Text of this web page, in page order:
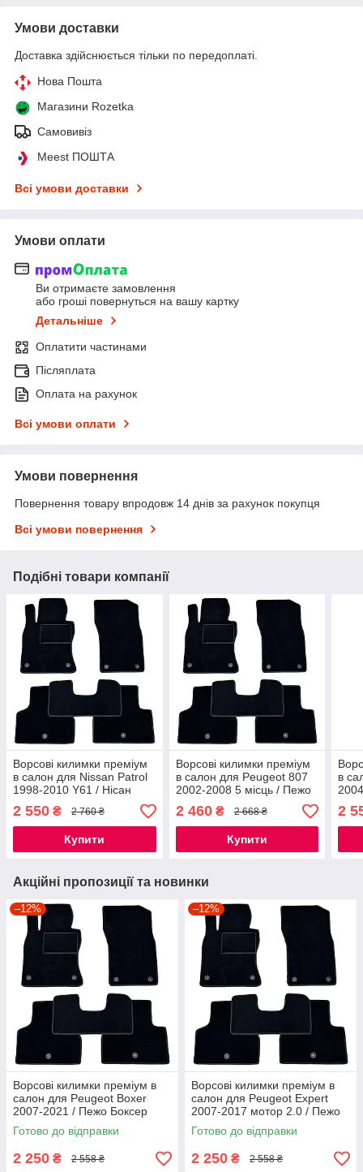
Умови доставки
Доставка здійснюється тільки по передоплаті.
Нова Пошта
Магазини Rozetka
Самовивіз
Meest ПОШТА
Всі умови доставки
Умови оплати
Ви отримаєте замовлення
або гроші повернуться на вашу картку
Детальніше
Оплатити частинами
Післяплата
Оплата на рахунок
Всі умови оплати
Умови повернення
Повернення товару впродовж 14 днів за рахунок покупця
Всі умови повернення
Подібні товари компанії
Ворсові килимки преміум
в салон для Nissan Patrol
1998-2010 Y61 / Нісан
Патрол килимки
2 550 ₴ 2 760 ₴
Купити
Ворсові килимки преміум
в салон для Peugeot 807
2002-2008 5 місць / Пежо
807 килимки
2 460₴ 2 668 ₴
Купити
в
між
2
Акційні пропозиції та новинки
–12%
Ворсові килимки преміум в
салон для Peugeot Boxer
2007-2021 / Пежо Боксер
килимки
Готово до відправки
2 250 ₴ 2 558 ₴
–12%
Ворсові килимки преміум в
салон для Peugeot Expert
2007-2017 мотор 2.0 / Пежо
Експерт килимки
Готово до відправки
2 250 ₴ 2 558 ₴